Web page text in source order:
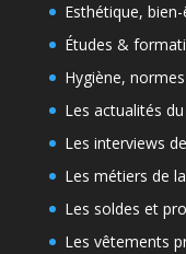
Esthétique,
Études &
Hygiène,
Les actualités
Les interviews
Les métiers de
Les soldes et
Les vêtements